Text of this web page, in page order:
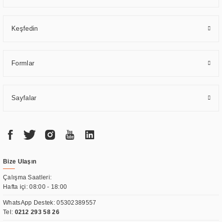
Keşfedin
Formlar
Sayfalar
Bize Ulaşın
Çalışma Saatleri:
Hafta içi: 08:00 - 18:00
WhatsApp Destek:05302389557
Tel: 0212 293 58 26